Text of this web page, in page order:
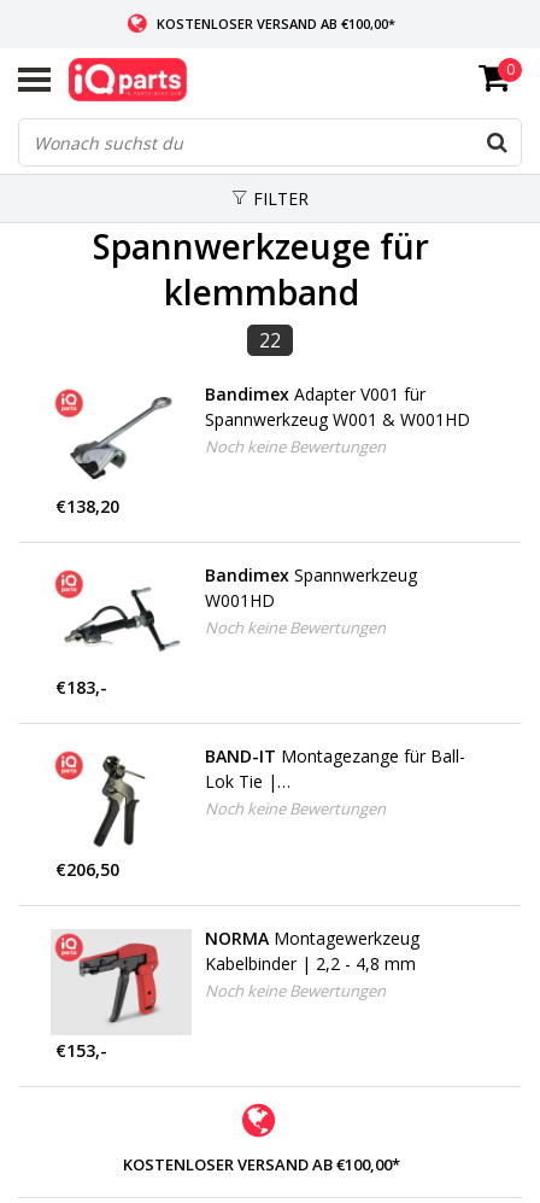
KOSTENLOSER VERSAND AB €100,00*
WENN AUF LAGER: VOR 14:00 UHR BESTELLT, VERSAND AM SELBEN TAG
WELTWEITE LIEFERUNG
0
FILTER
Spannwerkzeuge für
klemmband
22
Bandimex Adapter V001 für
Spannwerkzeug W001 & W001HD
Noch keine Bewertungen
€138,20
Bandimex Spannwerkzeug
W001HD
Noch keine Bewertungen
€183,-
BAND-IT Montagezange für Ball-
Lok Tie |
XE9229/KE922/KE9229TW
Noch keine Bewertungen
€206,50
NORMA Montagewerkzeug
Kabelbinder | 2,2 - 4,8 mm
Noch keine Bewertungen
€153,-
KOSTENLOSER VERSAND AB €100,00*